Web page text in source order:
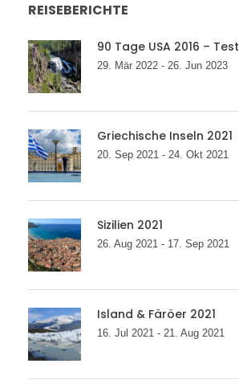
REISEBERICHTE
90 Tage USA 2016 – Test
29. Mär 2022 - 26. Jun 2023
Griechische Inseln 2021
20. Sep 2021 - 24. Okt 2021
Sizilien 2021
26. Aug 2021 - 17. Sep 2021
Island & Färöer 2021
16. Jul 2021 - 21. Aug 2021